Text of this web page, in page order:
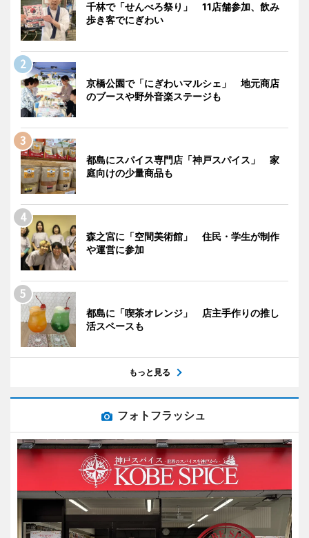
千林で「せんべろ祭り」 11店舗参加、飲み
歩き客でにぎわい
京橋公園で「にぎわいマルシェ」 地元商店
のブースや野外音楽ステージも
都島にスパイス専門店「神戸スパイス」 家
庭向けの少量商品も
森之宮に「空間美術館」 住民・学生が制作
や運営に参加
都島に「喫茶オレンジ」 店主手作りの推し
活スペースも
もっと見る
フォトフラッシュ